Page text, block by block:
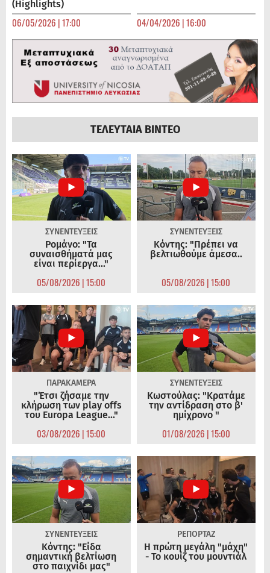
(Highlights)
06/05/2026 | 17:00 04/04/2026 | 16:00
ΤΕΛΕΥΤΑΙΑ ΒΙΝΤΕΟ
ΣΥΝΕΝΤΕΥΞΕΙΣ
Ρομάνο: "Τα
συναισθήματά μας
είναι περίεργα..."
05/08/2026 | 15:00
ΣΥΝΕΝΤΕΥΞΕΙΣ
Κόντης: "Πρέπει να
βελτιωθούμε άμεσα..
05/08/2026 | 15:00
ΠΑΡΑΚΑΜΕΡΑ
"Έτσι ζήσαμε την
κλήρωση των play offs
του Europa League..."
03/08/2026 | 15:00
ΣΥΝΕΝΤΕΥΞΕΙΣ
Κωστούλας: "Κρατάμε
την αντίδραση στο β'
ημίχρονο "
01/08/2026 | 15:00
ΣΥΝΕΝΤΕΥΞΕΙΣ
Κόντης: "Είδα
σημαντική βελτίωση
στο παιχνίδι μας"
ΡΕΠΟΡΤΑΖ
Η πρώτη μεγάλη "μάχη"
- Το κουίζ του μουντιάλ